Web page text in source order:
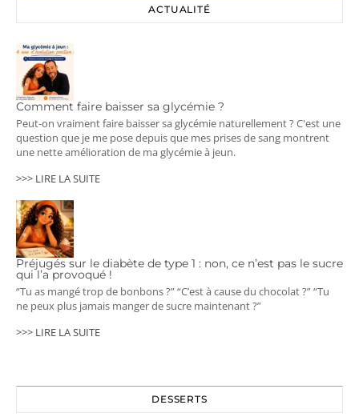
ACTUALITÉ
Comment faire baisser sa glycémie ?
Peut-on vraiment faire baisser sa glycémie naturellement ? C'est une
question que je me pose depuis que mes prises de sang montrent
une nette amélioration de ma glycémie à jeun.
>>> LIRE LA SUITE
Préjugés sur le diabète de type 1 : non, ce n’est pas le sucre
qui l’a provoqué !
“Tu as mangé trop de bonbons ?” “C’est à cause du chocolat ?” “Tu
ne peux plus jamais manger de sucre maintenant ?”
>>> LIRE LA SUITE
DESSERTS